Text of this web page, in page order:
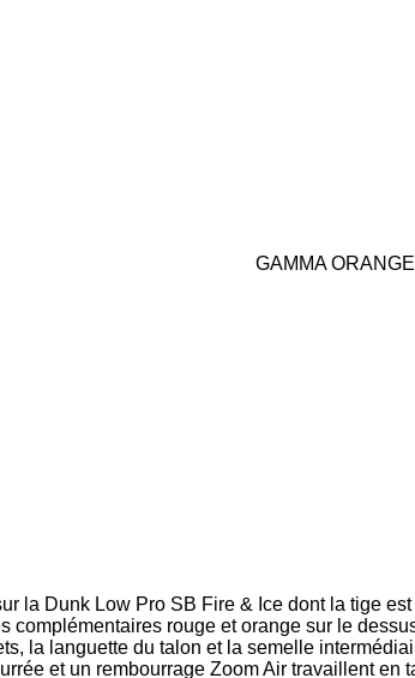
GAMMA
la Dunk Low Pro SB Fire & Ice dont la tige
complémentaires rouge et orange sur le
la languette du talon et la semelle
et un rembourrage Zoom Air travaillent en